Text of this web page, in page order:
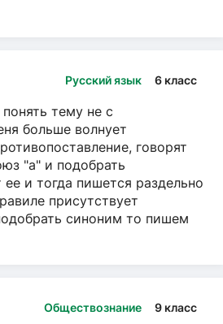
Русский язык 6 класс
тему не с
больше волнует
говорят
"а" и подобрать
и тогда пишется раздельно
присутствует
синоним то пишем
Обществознание 9 класс